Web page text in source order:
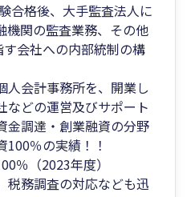
合格後、大手監査法人に
機関の監査業務、その他
会社への内部統制の構
人会計事務所を、開業し
などの運営及びサポート
金調達・創業融資の分野
100％の実績！！
％（2023年度）
税務調査の対応なども迅